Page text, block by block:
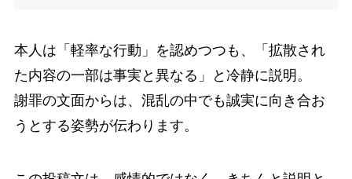
本人は「軽率な行動」を認めつつも、「拡散され
た内容の一部は事実と異なる」と冷静に説明。
謝罪の文面からは、混乱の中でも誠実に向き合お
うとする姿勢が伝わります。